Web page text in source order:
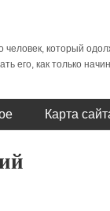
человек, который
его, как только
Карта